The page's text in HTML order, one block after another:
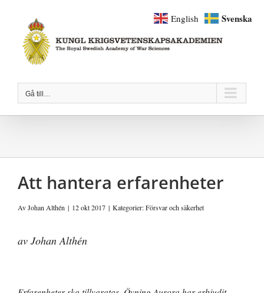
innehållet
Gå till…
Att hantera erfarenheter
AvJohan Althén | 12 okt 2017 | Kategorier:Försvar och säkerhet
av Johan Althén
English Svenska